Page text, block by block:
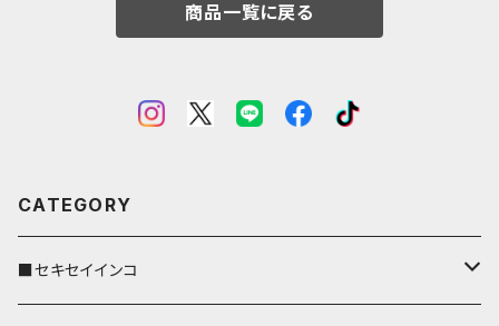
商品一覧に戻る
CATEGORY
■セキセイインコ